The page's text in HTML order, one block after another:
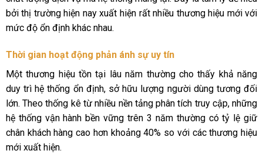
bởi thị trường hiện nay xuất hiện rất nhiều thương hiệu mới với
mức độ ổn định khác nhau.
Thời gian hoạt động phản ánh sự uy tín
Một thương hiệu tồn tại lâu năm thường cho thấy khả năng
duy trì hệ thống ổn định, sở hữu lượng người dùng tương đối
lớn. Theo thống kê từ nhiều nền tảng phân tích truy cập, những
hệ thống vận hành bền vững trên 3 năm thường có tỷ lệ giữ
chân khách hàng cao hơn khoảng 40% so với các thương hiệu
mới xuất hiện.